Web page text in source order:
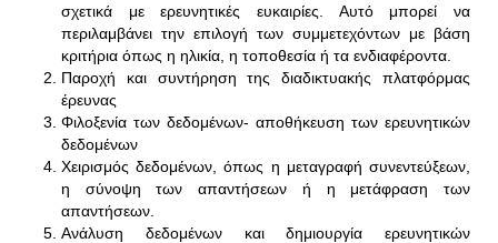
σχετικά με ερευνητικές ευκαιρίες. Αυτό μπορεί να
περιλαμβάνει την επιλογή των συμμετεχόντων με βάση
κριτήρια όπως η ηλικία, η τοποθεσία ή τα ενδιαφέροντα.
Παροχή και συντήρηση της διαδικτυακής πλατφόρμας
έρευνας
Φιλοξενία των δεδομένων- αποθήκευση των ερευνητικών
δεδομένων
Χειρισμός δεδομένων, όπως η μεταγραφή συνεντεύξεων,
η σύνοψη των απαντήσεων ή η μετάφραση των
απαντήσεων.
Ανάλυση δεδομένων και δημιουργία ερευνητικών